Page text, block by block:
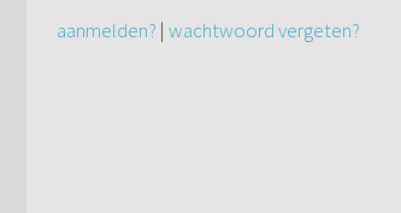
aanmelden? | wachtwoord vergeten?